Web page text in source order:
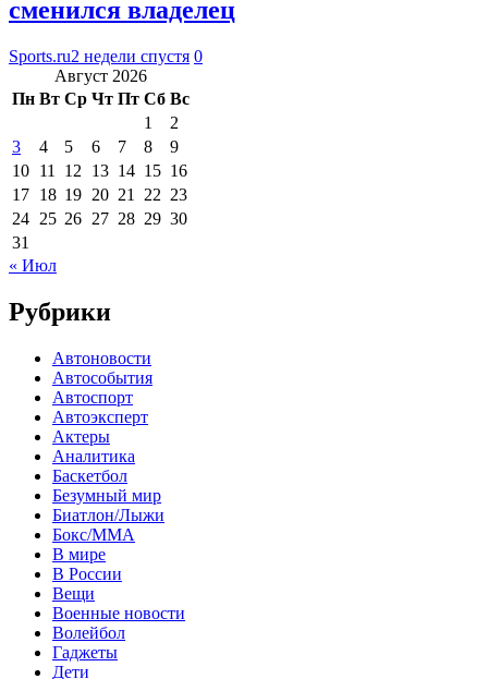
сменился владелец
Sports.ru2 недели спустя 0
Август 2026
Пн Вт Ср Чт Пт Сб Вс
1
2
3
4 5 6 7 8
9
10 11 12 13 14 15 16
17 18 19 20 21 22 23
24 25 26 27 28 29 30
31
« Июл
Рубрики
Автоновости
Автособытия
Автоспорт
Автоэксперт
Актеры
Аналитика
Баскетбол
Безумный мир
Биатлон/Лыжи
Бокс/MMA
В мире
В России
Вещи
Военные новости
Волейбол
Гаджеты
Дети